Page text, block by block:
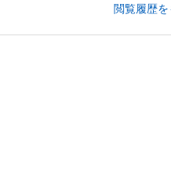
閲覧履歴